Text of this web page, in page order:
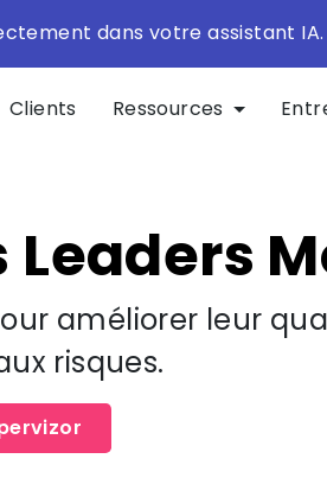
dans votre assistant IA.
Clients Ressources
Leaders
améliorer leur
risques.